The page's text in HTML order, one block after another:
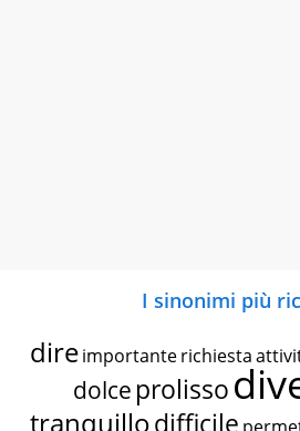
I sinonimi più
dire importante richiesta
dolce prolisso
tranquillodifficile